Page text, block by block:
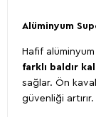
Alüminyum
Hafif
farklı baldır
sağlar. Ön
güvenliği artırır.